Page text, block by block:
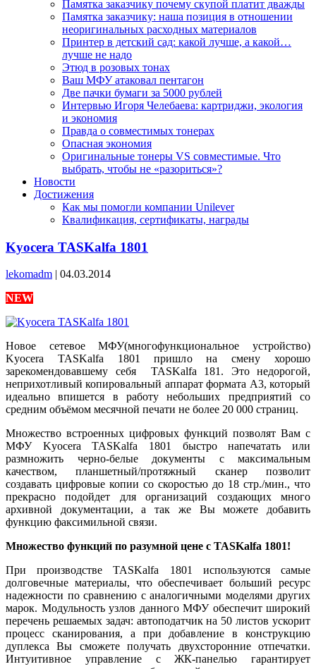
Памятка заказчику почему скупой платит дважды
Памятка заказчику: наша позиция в отношении
неоригинальных расходных материалов
Принтер в детский сад: какой лучше, а какой…
лучше не надо
Этюд в розовых тонах
Ваш МФУ атаковал пентагон
Две пачки бумаги за 5000 рублей
Интервью Игоря Челебаева: картриджи, экология
и экономия
Правда о совместимых тонерах
Опасная экономия
Оригинальные тонеры VS совместимые. Что
выбрать, чтобы не «разориться»?
Новости
Достижения
Как мы помогли компании Unilever
Квалификация, сертификаты, награды
Kyocera TASKalfa 1801
lekomadm | 04.03.2014
NEW
Новое сетевое МФУ(многофункциональное устройство)
Kyocera TASKalfa 1801 пришло на смену хорошо
зарекомендовавшему себя TASKalfa 181. Это недорогой,
неприхотливый копировальный аппарат формата А3, который
идеально впишется в работу небольших предприятий со
средним объёмом месячной печати не более 20 000 страниц.
Множество встроенных цифровых функций позволят Вам с
МФУ Kyocera TASKalfa 1801 быстро напечатать или
размножить черно-белые документы с максимальным
качеством, планшетный/протяжный сканер позволит
создавать цифровые копии со скоростью до 18 стр./мин., что
прекрасно подойдет для организаций создающих много
архивной документации, а так же Вы можете добавить
функцию факсимильной связи.
Множество функций по разумной цене с TASKalfa 1801!
При производстве TASKalfa 1801 используются самые
долговечные материалы, что обеспечивает больший ресурс
надежности по сравнению с аналогичными моделями других
марок. Модульность узлов данного МФУ обеспечит широкий
перечень решаемых задач: автоподатчик на 50 листов ускорит
процесс сканирования, а при добавление в конструкцию
дуплекса Вы сможете получать двухсторонние отпечатки.
Интуитивное управление с ЖК-панелью гарантирует